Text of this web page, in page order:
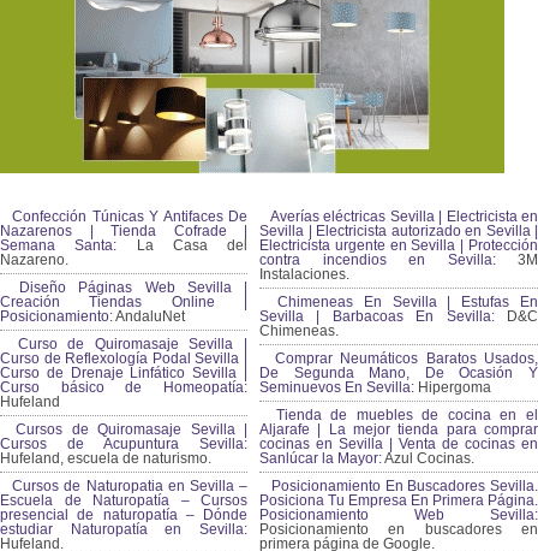
Confección Túnicas Y Antifaces De
Nazarenos | Tienda Cofrade |
Semana Santa: La Casa del
Nazareno.
Diseño Páginas Web Sevilla |
Creación Tiendas Online |
Posicionamiento:AndaluNet
Curso de Quiromasaje Sevilla |
Curso de Reflexología Podal Sevilla |
Curso de Drenaje Linfático Sevilla |
Curso básico de Homeopatía:
Hufeland
Cursos de Quiromasaje Sevilla |
Cursos de Acupuntura Sevilla:
Hufeland, escuela de naturismo.
Cursos de Naturopatia en Sevilla –
Escuela de Naturopatía – Cursos
presencial de naturopatía – Dónde
estudiar Naturopatía en Sevilla:
Hufeland.
Averías eléctricas Sevilla | Electricista en
Sevilla | Electricista autorizado en Sevilla |
Electricista urgente en Sevilla | Protección
contra incendios en Sevilla:3M
Instalaciones.
Chimeneas En Sevilla | Estufas En
Sevilla | Barbacoas En Sevilla:D&C
Chimeneas.
Comprar Neumáticos Baratos Usados,
De Segunda Mano, De Ocasión Y
Seminuevos En Sevilla: Hipergoma
Tienda de muebles de cocina en el
Aljarafe | La mejor tienda para comprar
cocinas en Sevilla | Venta de cocinas en
Sanlúcar la Mayor:Azul Cocinas.
Posicionamiento En Buscadores Sevilla.
Posiciona Tu Empresa En Primera Página.
Posicionamiento Web Sevilla:
Posicionamiento en buscadores en
primera página de Google.